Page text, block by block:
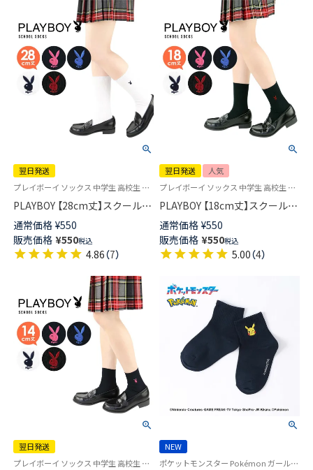
翌日発送
プレイボーイ ソックス 中学生 高校生 学校 制服 靴下 旧03737352
PLAYBOY 【28cm丈】スクールソ
ックス ワンポイント 片面刺繍
入り リブ レディース 【365日最
短翌日発送】03737752
通常価格 ¥550
販売価格 ¥550税込
4.86（7）
翌日発送
人気
プレイボーイ ソックス 中学生 高校生 学校 制服 靴下 03737351
PLAYBOY 【18cm丈】スクールソ
ックス ワンポイント 片面刺繍
入り リブ レディース 【365日最
短翌日発送】03737751
通常価格 ¥550
販売価格 ¥550税込
5.00（4）
翌日発送
プレイボーイ ソックス 中学生 高校生 学校 制服 靴下 旧03737350
NEW
ポケットモンスター Pokémon ガールズ ボーイズ 靴下